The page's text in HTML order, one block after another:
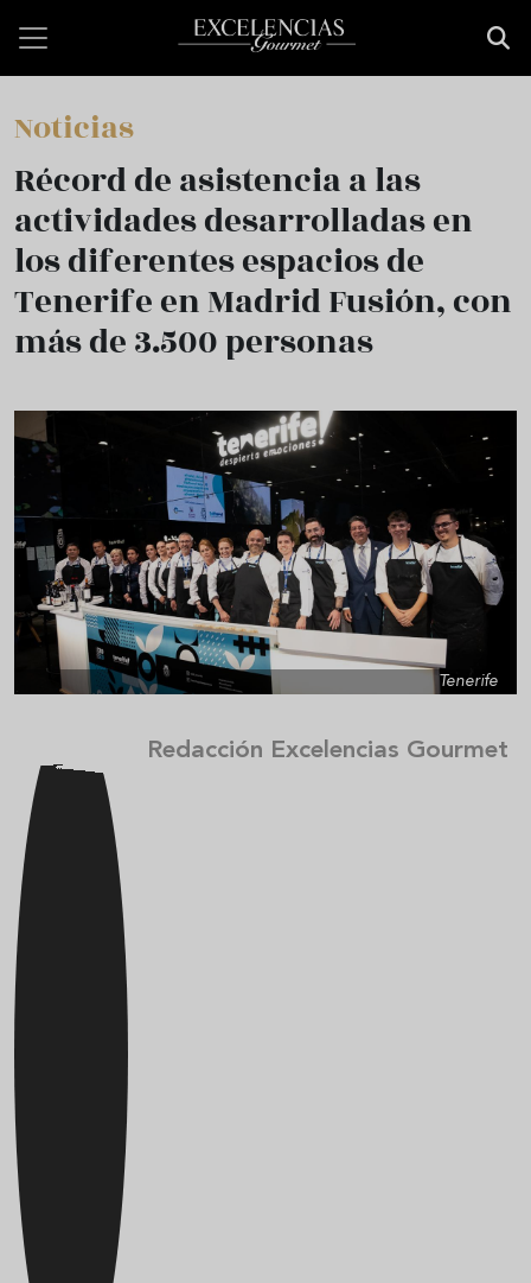
Noticias
Récord de asistencia a las
actividades desarrolladas en
los diferentes espacios de
Tenerife en Madrid Fusión, con
más de 3.500 personas
Tenerife
Redacción Excelencias Gourmet